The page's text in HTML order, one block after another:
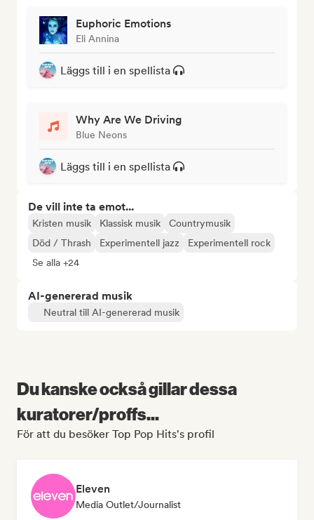
Euphoric Emotions
Eli Annina
Läggs till i en spellista
Why Are We Driving
Blue Neons
Läggs till i en spellista
De vill inte ta emot...
Kristen musik Klassisk musik
Countrymusik
Död / Thrash
Experimentell jazz
Experimentell rock
Se alla +24
AI-genererad musik
Neutral till AI-genererad musik
Du kanske också gillar dessa
kuratorer/proffs...
För att du besöker Top Pop Hits's profil
Eleven
Media Outlet/Journalist